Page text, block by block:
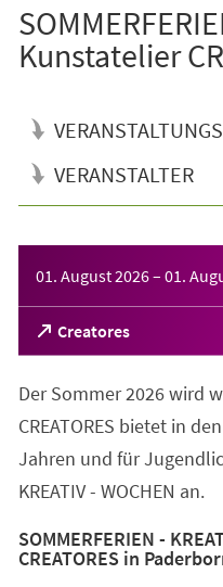
Kunstatelier
VERANSTALTER
01. August 2026– 01.
Creatores
(Öffnet
in
neuen
Tab)
Der Sommer 2026 wird
CREATORES bietet in
Jahren und für
KREATIV - WOCHEN an.
SOMMERFERIEN -
CREATORES in